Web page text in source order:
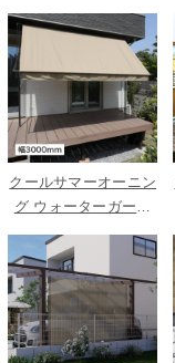
クールサマーオーニン
グ ウォーターガード
ベージュ 3000